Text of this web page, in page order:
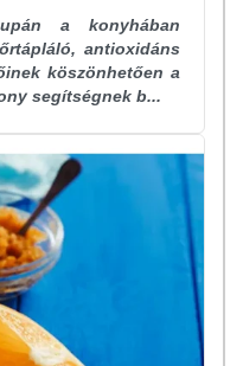
a konyhában
antioxidáns
köszönhetően a
segítségnek b...